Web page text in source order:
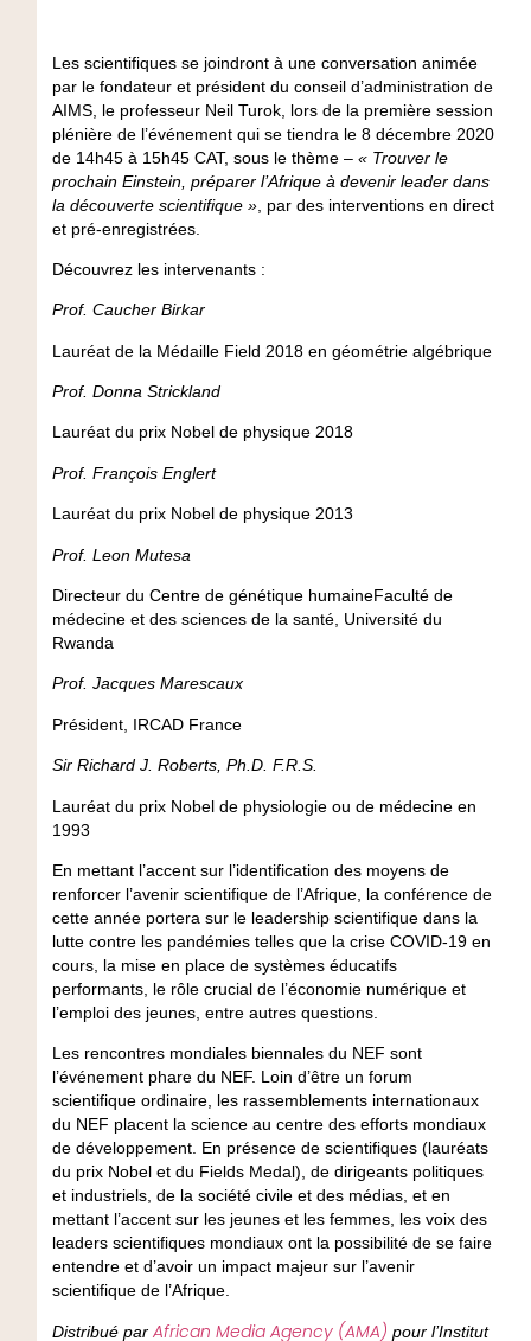
Les scientifiques se joindront à une conversation animée
par le fondateur et président du conseil d’administration de
AIMS, le professeur Neil Turok, lors de la première session
plénière de l’événement qui se tiendra le 8 décembre 2020
de 14h45 à 15h45 CAT, sous le thème – « Trouver le
prochain Einstein, préparer l’Afrique à devenir leader dans
la découverte scientifique », par des interventions en direct
et pré-enregistrées.
Découvrez les intervenants :
Prof. Caucher Birkar
Lauréat de la Médaille Field 2018 en géométrie algébrique
Prof. Donna Strickland
Lauréat du prix Nobel de physique 2018
Prof. François Englert
Lauréat du prix Nobel de physique 2013
Prof. Leon Mutesa
Directeur du Centre de génétique humaineFaculté de
médecine et des sciences de la santé, Université du
Rwanda
Prof. Jacques Marescaux
Président, IRCAD France
Sir Richard J. Roberts, Ph.D. F.R.S.
Lauréat du prix Nobel de physiologie ou de médecine en
1993
En mettant l’accent sur l’identification des moyens de
renforcer l’avenir scientifique de l’Afrique, la conférence de
cette année portera sur le leadership scientifique dans la
lutte contre les pandémies telles que la crise COVID-19 en
cours, la mise en place de systèmes éducatifs
performants, le rôle crucial de l’économie numérique et
l’emploi des jeunes, entre autres questions.
Les rencontres mondiales biennales du NEF sont
l’événement phare du NEF. Loin d’être un forum
scientifique ordinaire, les rassemblements internationaux
du NEF placent la science au centre des efforts mondiaux
de développement. En présence de scientifiques (lauréats
du prix Nobel et du Fields Medal), de dirigeants politiques
et industriels, de la société civile et des médias, et en
mettant l’accent sur les jeunes et les femmes, les voix des
leaders scientifiques mondiaux ont la possibilité de se faire
entendre et d’avoir un impact majeur sur l’avenir
scientifique de l’Afrique.
Distribué par African Media Agency (AMA) pour l’Institut